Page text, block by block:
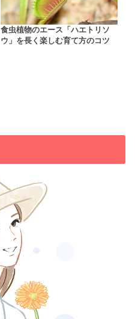
食虫植物のエース「ハエトリソ
ウ」を長く楽しむ育て方のコツ